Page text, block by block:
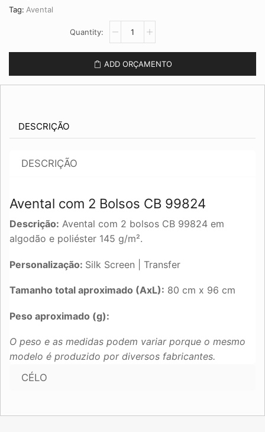
Tag: Avental
CB
ADD ORÇAMENTO
DESCRIÇÃO
DESCRIÇÃO
Avental com 2 Bolsos CB 99824
Descrição: Avental com 2 bolsos CB 99824 em
algodão e poliéster 145 g/m².
Personalização: Silk Screen | Transfer
Tamanho total aproximado (AxL): 80 cm x 96 cm
Peso aproximado (g):
O peso e as medidas podem variar porque o mesmo
modelo é produzido por diversos fabricantes.
CÉLO